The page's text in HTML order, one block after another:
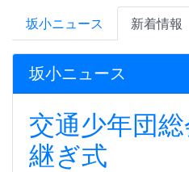
坂小ニュース 新着情報
坂小ニュース
交通少年団
継ぎ式